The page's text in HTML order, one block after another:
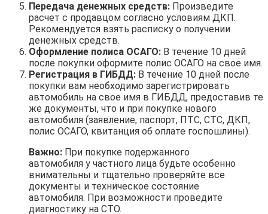
Передача денежных средств: Произведите
расчет с продавцом согласно условиям ДКП.
Рекомендуется взять расписку о получении
денежных средств.
Оформление полиса ОСАГО: В течение 10 дней
после покупки оформите полис ОСАГО на свое имя.
Регистрация в ГИБДД: В течение 10 дней после
покупки вам необходимо зарегистрировать
автомобиль на свое имя в ГИБДД, предоставив те
же документы, что и при покупке нового
автомобиля (заявление, паспорт, ПТС, СТС, ДКП,
полис ОСАГО, квитанция об оплате госпошлины).
Важно: При покупке подержанного
автомобиля у частного лица будьте особенно
внимательны и тщательно проверяйте все
документы и техническое состояние
автомобиля. При возможности проведите
диагностику на СТО.